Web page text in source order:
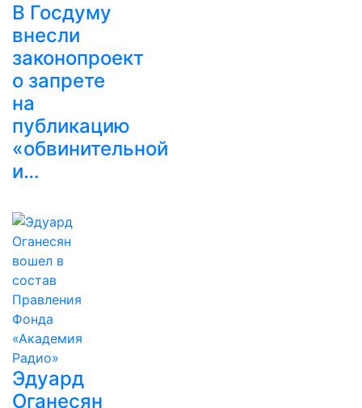
В Госдуму
внесли
законопроект
о запрете
на
публикацию
«обвинительной
и…
Эдуард
Оганесян